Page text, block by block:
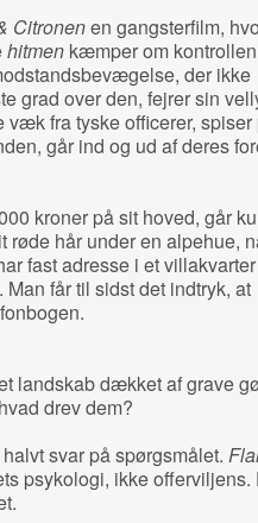
Citronenen gangsterfilm,
hitmenkæmper om
der ikke
grad over den, fejrer sin
fra tyske officerer, spiser
går ind og ud af deres
kroner på sit hoved, går
hår under en alpehue,
fast adresse i et
får til sidst det indtryk, at
landskab dækket af grave
drev dem?
svar på spørgsmålet.
psykologi, ikke offerviljens.